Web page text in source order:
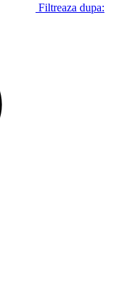
Filtreaza dupa: